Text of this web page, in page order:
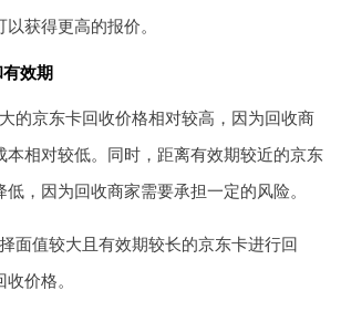
获得更高的报价。
效期
的京东卡回收价格相对较高，因为回收商
本相对较低。同时，距离有效期较近的京东
，因为回收商家需要承担一定的风险。
面值较大且有效期较长的京东卡进行回
价格。